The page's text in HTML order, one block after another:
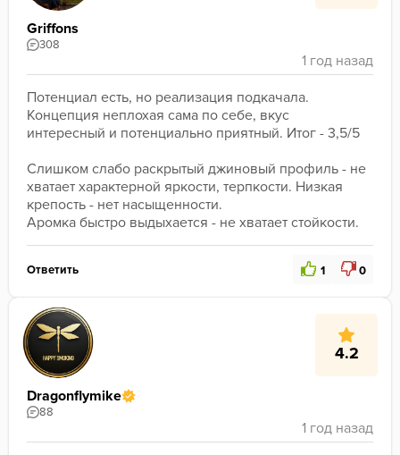
Griffons
308
Потенциал есть, но реализация подкачала.
Концепция неплохая сама по себе, вкус
интересный и потенциально приятный. Итог - 3,5/5
Слишком слабо раскрытый джиновый профиль - не
хватает характерной яркости, терпкости. Низкая
крепость - нет насыщенности.
Аромка быстро выдыхается - не хватает стойкости.
Ответить 1 0
4.2
Dragonflymike
88